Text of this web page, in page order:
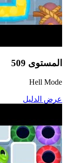
المستوى 509
Hell Mode
عرض الدليل